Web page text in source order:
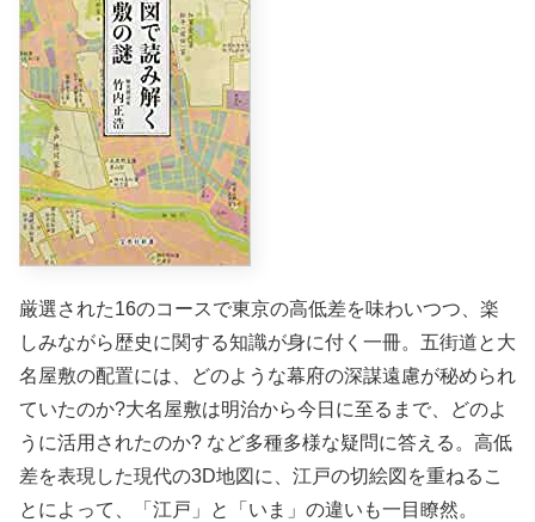
厳選された16のコースで東京の高低差を味わいつつ、楽
しみながら歴史に関する知識が身に付く一冊。五街道と大
名屋敷の配置には、どのような幕府の深謀遠慮が秘められ
ていたのか?大名屋敷は明治から今日に至るまで、どのよ
うに活用されたのか? など多種多様な疑問に答える。高低
差を表現した現代の3D地図に、江戸の切絵図を重ねるこ
とによって、「江戸」と「いま」の違いも一目瞭然。